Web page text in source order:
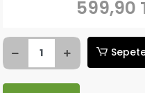
599,90